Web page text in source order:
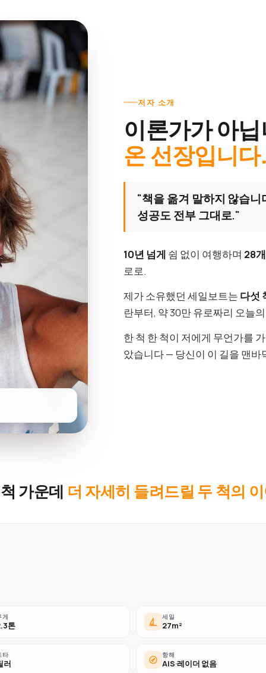
저자 소개
이론가가 아
온 선장입니
"책을 옮겨 말하지 않습
성공도 전부 그대로."
10년 넘게 쉼 없이 여행하며 28
로로.
제가 소유했던 세일보트는 다섯
란부터, 약 30만 유로짜리 오늘
한 척 한 척이 저에게 무언가를
았습니다 — 당신이 이 길을 맨바
가운데 더 자세히 들려드릴 두 척의
게
톤
세일
27m²
타
러
항해
AIS·레이더 없음